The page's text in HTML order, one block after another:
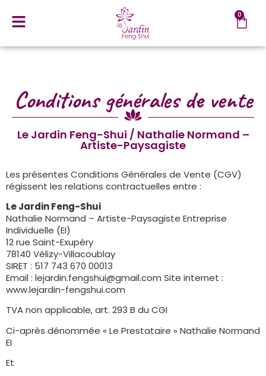
0
Conditions générales de vente
Le Jardin Feng-Shui / Nathalie Normand –
Artiste-Paysagiste
Les présentes Conditions Générales de Vente (CGV)
régissent les relations contractuelles entre :
Le Jardin Feng-Shui
Nathalie Normand – Artiste-Paysagiste Entreprise
Individuelle (EI)
12 rue Saint-Exupéry
78140 Vélizy-Villacoublay
SIRET : 517 743 670 00013
Email : lejardin.fengshui@gmail.com Site internet :
www.lejardin-fengshui.com
TVA non applicable, art. 293 B du CGI
Ci-après dénommée « Le Prestataire » Nathalie Normand
EI
Et